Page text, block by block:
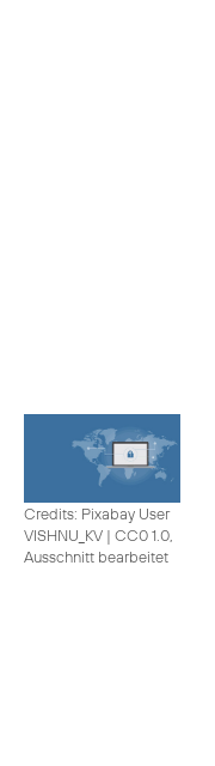
Credits: Pixabay User
VISHNU_KV | CC0 1.0,
Ausschnitt bearbeitet